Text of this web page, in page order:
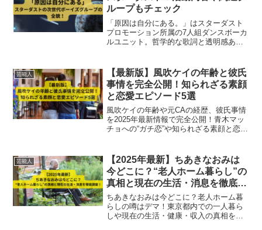
ループもチェック
「原因は自分にある。」はスターダスト
プロモーション所属の7人組ダンスボーカ
ルユニット。哲学的な歌詞と透明感ある
プを詳しく解説します。
芸能人
【最新版】風吹ケイの年齢と彼氏
事情を完全公開！知られざる素顔
と恋愛エピソード5選
風吹ケイの年齢や元CAの経歴、彼氏事情
を2025年最新情報で完全公開！青木マッ
チョへの“ガチ恋”や知られざる素顔と恋愛
芸能人
【2025年最新】ちあきなおみは
今どこに？“老人ホーム暮らし”の
真相と現在の生活・消息を徹底調
査！
ちあきなおみは今どこに？老人ホーム暮
らしの噂はデマ！東京都内での一人暮ら
しや現在の生活・健康・収入の真相を最